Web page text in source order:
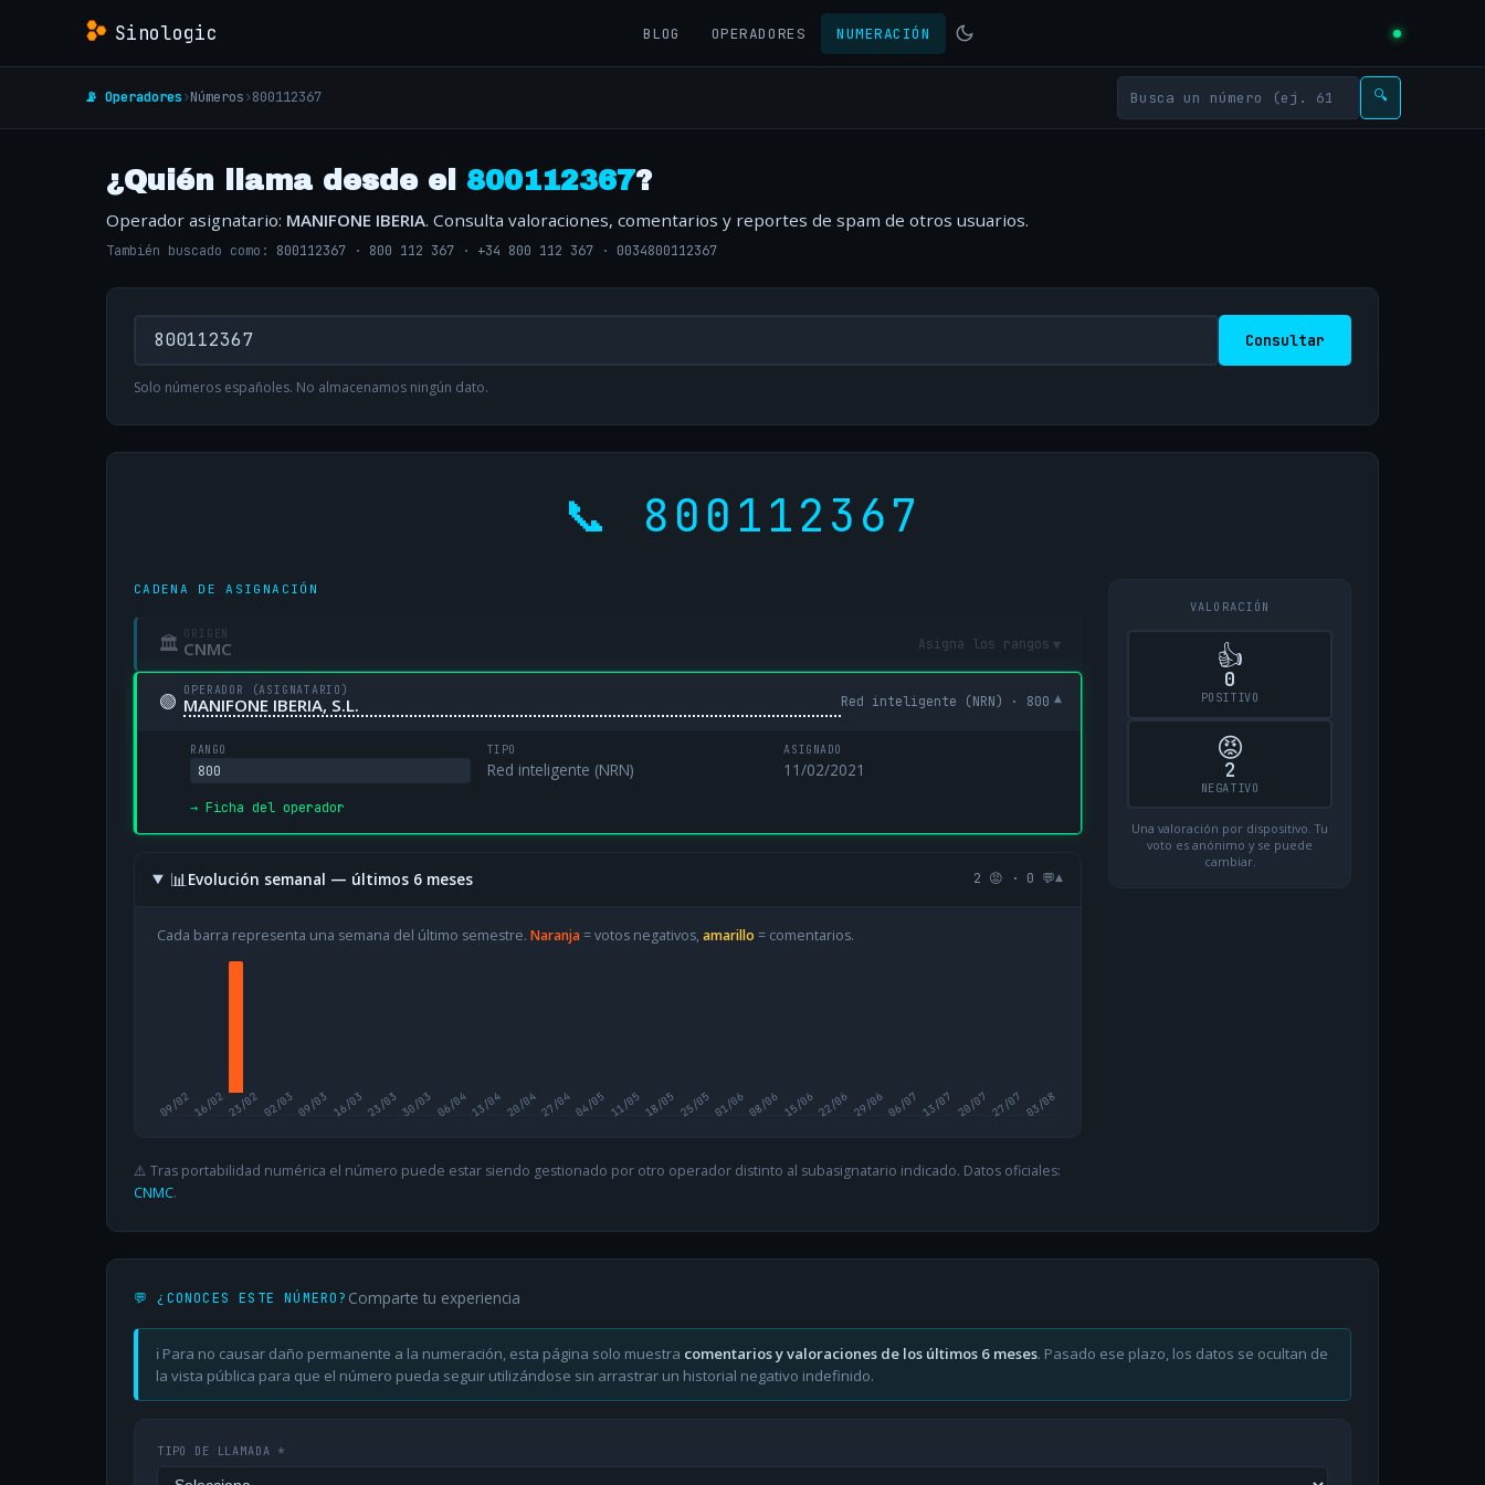
Sinologic BLOG OPERADORES NUMERACIÓN
📡 Operadores›Números›800112367 🔍
¿Quién llama desde el 800112367?
Operador asignatario: MANIFONE IBERIA. Consulta valoraciones, comentarios y reportes de spam de otros usuarios.
También buscado como: 800112367 · 800 112 367 · +34 800 112 367 · 0034800112367
Consultar
Solo números españoles. No almacenamos ningún dato.
📞 800112367
CADENA DE ASIGNACIÓN
🏛 ORIGEN
CNMC Asigna los rangos ▾
🟢 OPERADOR (ASIGNATARIO)
MANIFONE IBERIA, S.L. Red inteligente (NRN) · 800 ▾
RANGO
800
TIPO
Red inteligente (NRN)
ASIGNADO
11/02/2021
→ Ficha del operador
📊Evolución semanal — últimos 6 meses 2 😡 · 0 💬▾
Cada barra representa una semana del último semestre. Naranja= votos negativos, amarillo = comentarios.
09/0216/0223/02 02/03 09/03 16/03 23/03 30/03 06/0413/04 20/0427/0404/05 11/0518/05 25/0501/0608/06 15/0622/06 29/0606/07 13/07 20/07 27/07 03/08
⚠️ Tras portabilidad numérica el número puede estar siendo gestionado por otro operador distinto al subasignatario indicado. Datos oficiales:
CNMC.
VALORACIÓN
👍
0
POSITIVO
😡
2
NEGATIVO
Una valoración por dispositivo. Tu
voto es anónimo y se puede
cambiar.
💬 ¿CONOCES ESTE NÚMERO? Comparte tu experiencia
ℹ️ Para no causar daño permanente a la numeración, esta página solo muestra comentarios y valoraciones de los últimos 6 meses. Pasado ese plazo, los datos se ocultan de
la vista pública para que el número pueda seguir utilizándose sin arrastrar un historial negativo indefinido.
TIPO DE LLAMADA *